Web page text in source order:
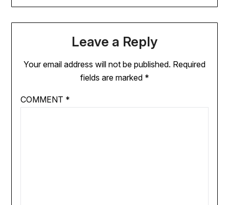
Leave a Reply
Your email address will not be published. Required
fields are marked *
COMMENT *